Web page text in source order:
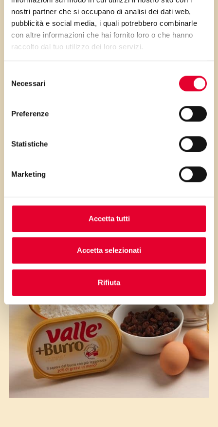
nostri partner che si occupano di analisi dei dati web,
pubblicità e social media, i quali potrebbero combinarle
con altre informazioni che hai fornito loro o che hanno
raccolto dal tuo utilizzo dei loro servizi.
delNecessari
Preferenze
Statistiche
Marketing
Accetta tutti
Accetta selezionati
Rifiuta
PRIMA GLI
...poi clicca sui numeri a lato per scorrere